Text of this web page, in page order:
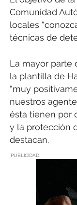
Comunidad
locales
técnicas de
La mayor parte
la plantilla de
“muy
nuestros
ésta tienen por
y la protección
destacan.
PUBLICIDAD